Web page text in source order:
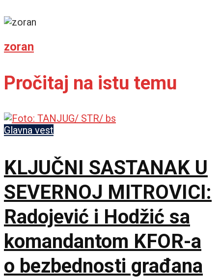
zoran
Pročitaj na istu temu
Glavna vest
KLJUČNI SASTANAK U
SEVERNOJ MITROVICI:
Radojević i Hodžić sa
komandantom KFOR-a
o bezbednosti građana